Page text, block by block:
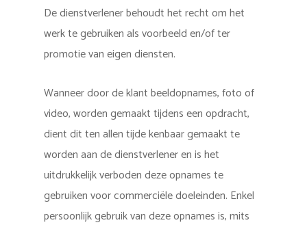
De dienstverlener behoudt het recht om het
werk te gebruiken als voorbeeld en/of ter
promotie van eigen diensten.
Wanneer door de klant beeldopnames, foto of
video, worden gemaakt tijdens een opdracht,
dient dit ten allen tijde kenbaar gemaakt te
worden aan de dienstverlener en is het
uitdrukkelijk verboden deze opnames te
gebruiken voor commerciële doeleinden. Enkel
persoonlijk gebruik van deze opnames is, mits